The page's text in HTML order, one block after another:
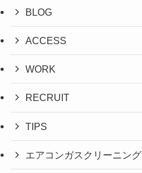
BLOG
ACCESS
WORK
RECRUIT
TIPS
エアコンガスクリーニング